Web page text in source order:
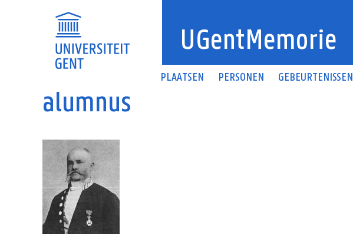
UGentMemorie
PLAATSEN PERSONEN GEBEURTENISSEN
alumnus